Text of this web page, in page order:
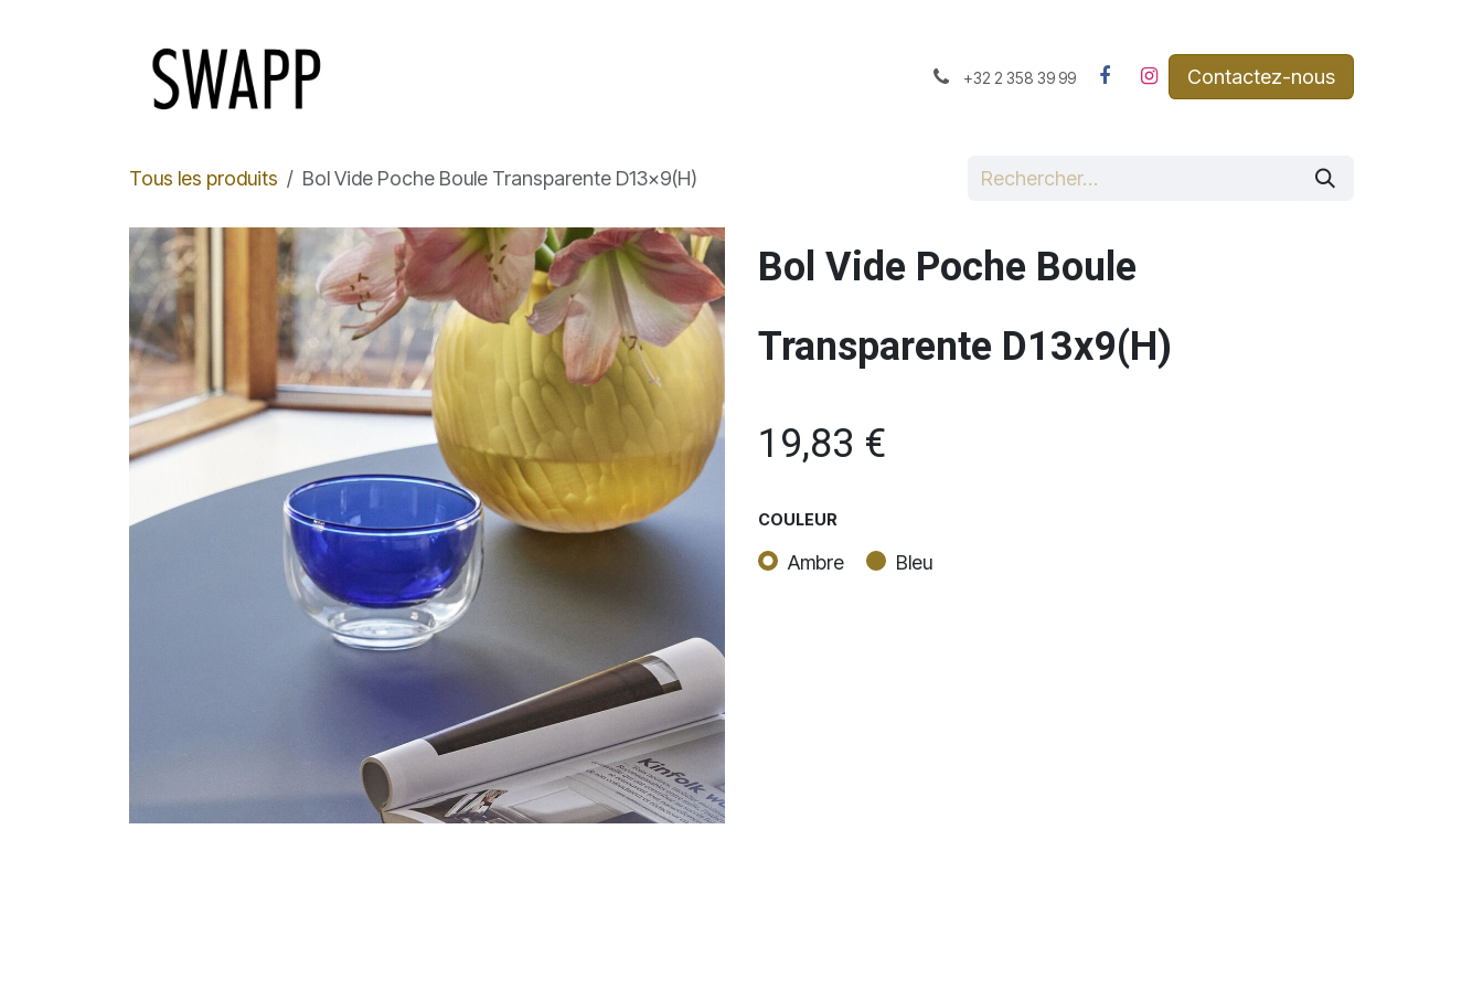
+32 2 358 39 99 Contactez-nous​
Tous les produits Bol Vide Poche Boule Transparente D13x9(H)
Bol Vide Poche Boule
Transparente D13x9(H)
19,83 €
COULEUR
Ambre Bleu